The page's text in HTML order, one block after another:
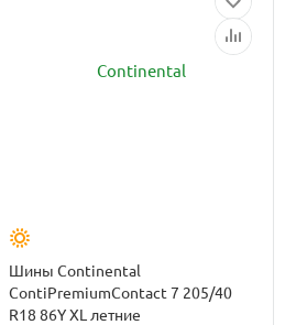
Шины Continental
ContiPremiumContact 7 205/40
R18 86Y XL летние